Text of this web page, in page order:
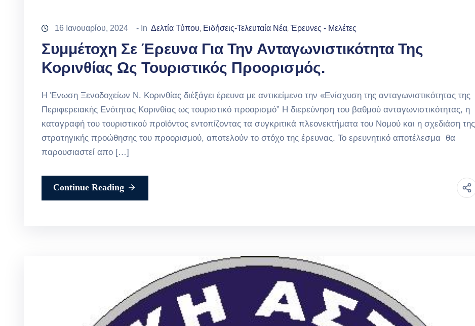
16 Ιανουαρίου, 2024 - In Δελτία Τύπου Ειδήσεις-Τελευταία Νέα Έρευνες - Μελέτες
Συμμέτοχη Σε Έρευνα Για Την Ανταγωνιστικότητα Της
Κορινθίας Ως Τουριστικός Προορισμός.
Η Ένωση Ξενοδοχείων Ν. Κορινθίας διέξάγει έρευνα με αντικείμενο την «Ενίσχυση της ανταγωνιστικότητας της
Περιφερειακής Ενότητας Κορινθίας ως τουριστικό προορισμό” H διερεύνηση του βαθμού ανταγωνιστικότητας, η
καταγραφή του τουριστικού προϊόντος εντοπίζοντας τα συγκριτικά πλεονεκτήματα του Νομού και η σχεδιάση της
στρατηγικής προώθησης του προορισμού, αποτελούν το στόχο της έρευνας. Το ερευνητικό αποτέλεσμα θα
παρουσιαστεί απο […]
Continue Reading